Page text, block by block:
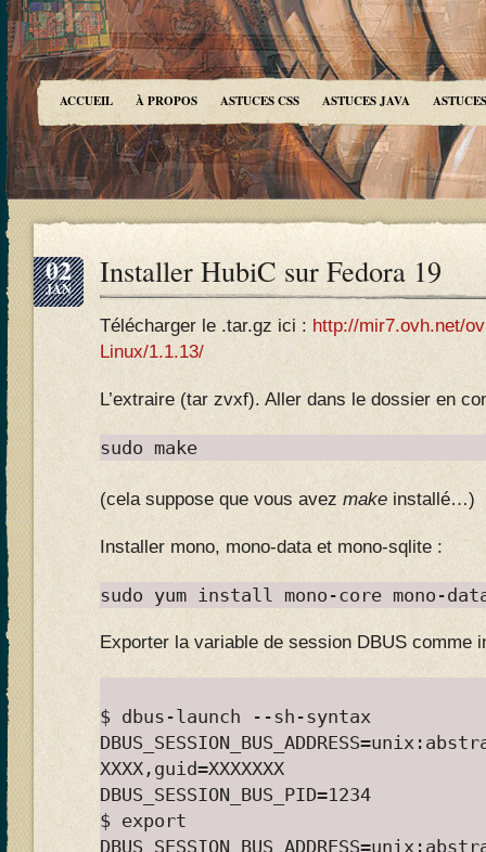
ACCUEIL À PROPOS ASTUCES CSS ASTUCES JAVA
02
JAN Installer HubiC sur Fedora 19
Télécharger le .tar.gz ici : http://mir7.ovh.net/
Linux/1.1.13/
L’extraire (tar zvxf). Aller dans le dossier en
sudo make
(cela suppose que vous avez make installé…)
Installer mono, mono-data et mono-sqlite :
sudo yum install mono-core mono-
Exporter la variable de session DBUS comme
$ dbus-launch --sh-syntax
XXXX,guid=XXXXXXX
DBUS_SESSION_BUS_PID=1234
$ export